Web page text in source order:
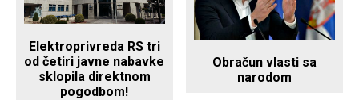
Elektroprivreda RS tri
od četiri javne nabavke
sklopila direktnom
pogodbom!
Obračun vlasti sa
narodom